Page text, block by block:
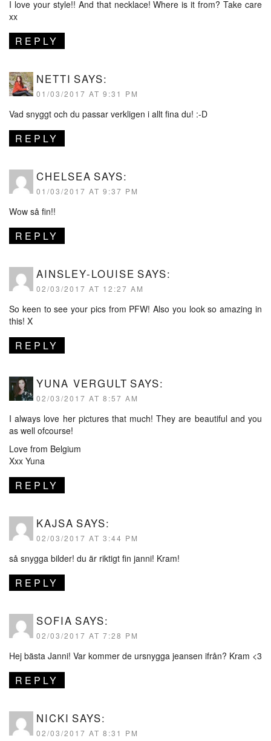
I love your style!! And that necklace! Where is it from? Take care
xx
REPLY
NETTI SAYS:
01/03/2017 AT 9:31 PM
Vad snyggt och du passar verkligen i allt fina du! :-D
REPLY
CHELSEA SAYS:
01/03/2017 AT 9:37 PM
Wow så fin!!
REPLY
AINSLEY-LOUISE SAYS:
02/03/2017 AT 12:27 AM
So keen to see your pics from PFW! Also you look so amazing in
this! X
REPLY
YUNA VERGULT SAYS:
02/03/2017 AT 8:57 AM
I always love her pictures that much! They are beautiful and you
as well ofcourse!
Love from Belgium
Xxx Yuna
REPLY
KAJSA SAYS:
02/03/2017 AT 3:44 PM
så snygga bilder! du är riktigt fin janni! Kram!
REPLY
SOFIA SAYS:
02/03/2017 AT 7:28 PM
Hej bästa Janni! Var kommer de ursnygga jeansen ifrån? Kram <3
REPLY
NICKI SAYS:
02/03/2017 AT 8:31 PM